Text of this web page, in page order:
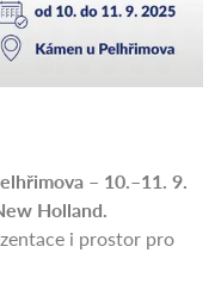
– 10.–11. 9.
Holland.
i prostor pro